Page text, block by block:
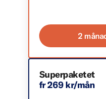
2
Superpaketet
fr 269 kr/mån